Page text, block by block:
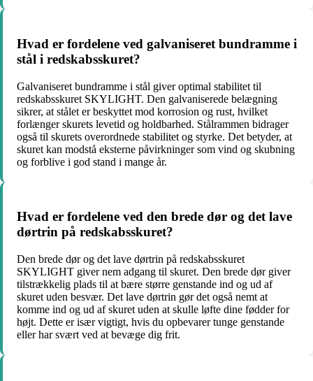
Hvad er fordelene ved galvaniseret bundramme i
stål i redskabsskuret?
Galvaniseret bundramme i stål giver optimal stabilitet til
redskabsskuret SKYLIGHT. Den galvaniserede belægning
sikrer, at stålet er beskyttet mod korrosion og rust, hvilket
forlænger skurets levetid og holdbarhed. Stålrammen bidrager
også til skurets overordnede stabilitet og styrke. Det betyder, at
skuret kan modstå eksterne påvirkninger som vind og skubning
og forblive i god stand i mange år.
Hvad er fordelene ved den brede dør og det lave
dørtrin på redskabsskuret?
Den brede dør og det lave dørtrin på redskabsskuret
SKYLIGHT giver nem adgang til skuret. Den brede dør giver
tilstrækkelig plads til at bære større genstande ind og ud af
skuret uden besvær. Det lave dørtrin gør det også nemt at
komme ind og ud af skuret uden at skulle løfte dine fødder for
højt. Dette er især vigtigt, hvis du opbevarer tunge genstande
eller har svært ved at bevæge dig frit.